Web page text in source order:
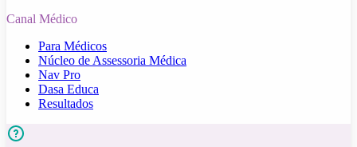
Canal Médico
Para Médicos
Núcleo de Assessoria Médica
Nav Pro
Dasa Educa
Resultados